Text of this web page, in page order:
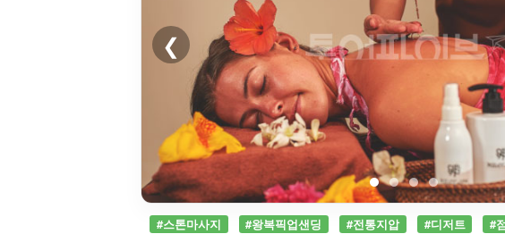
❮
#스톤마사지 #왕복픽업샌딩 #전통지압 #디저트 #